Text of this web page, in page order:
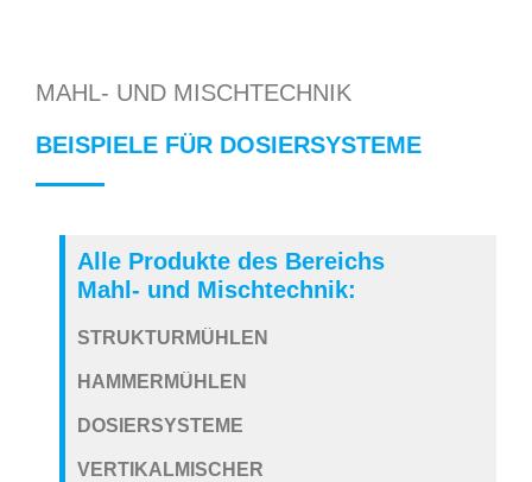
MAHL- UND MISCHTECHNIK
BEISPIELE FÜR DOSIERSYSTEME
Alle Produkte des Bereichs
Mahl- und Mischtechnik:
STRUKTURMÜHLEN
HAMMERMÜHLEN
DOSIERSYSTEME
VERTIKALMISCHER